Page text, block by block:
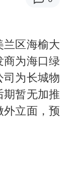
上海：台风白海豚或将带来龙卷风
赛全军覆没
山NPC成功
》歌王
U17国足三连胜晋级明日之星半决赛
跌
区海榆大
商为海口绿
为长城物
暂无加推
立面，预